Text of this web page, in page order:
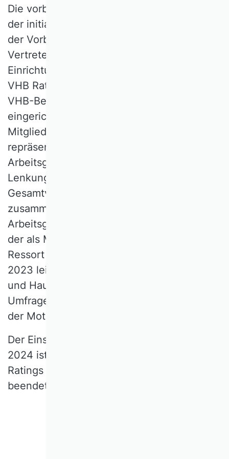
Die vorbereitende Organisation, Erstellung
der initialen Medienkataloge, Einrichtung
der Vorbefragung, Kommunikation mit WK-
Vertreterinnen und -Vertretern und die
Einrichtung der Hauptbefragung für das
VHB Rating 2024 oblag einer durch den
VHB-Beirat im Jahr 2022 neu
eingerichteten
Mitglieder dieser Arbeitsgruppe
repräsentieren die 18 WKs des VHB. Die
Arbeitsgruppe berichtete an einen
Lenkungskreis, der sich aus VHB-
Gesamtvorstand und VHB-Beirat
zusammensetzt. Moderiert wurde die
Arbeitsgruppe von Prof. Dr. Christian Koziol,
der als Mitglied des Gesamtvorstands das
Ressort Forschung und Publikationen seit
2023 leitet. Die Programmierung von Vor-
und Hauptbefragung übernahmen die
Umfrage-Spezialisten von QUESTIONSTAR
der Motaev Marx Motaev GbR.
Der Einsatz der Arbeitsgruppe VHB Rating
2024 ist mit der Veröffentlichung des
Ratings auf den Internetseiten des VHB
beendet.